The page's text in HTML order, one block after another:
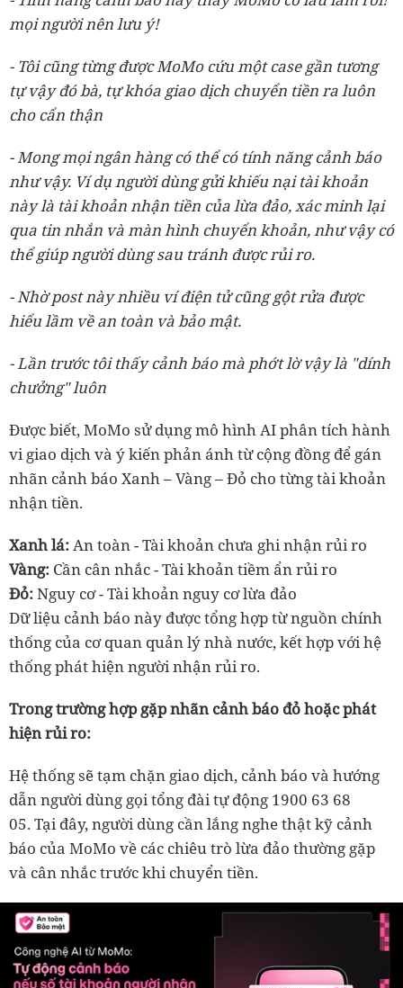
mọi người nên lưu ý!
- Tôi cũng từng được MoMo cứu một case gần tương
tự vậy đó bà, tự khóa giao dịch chuyển tiền ra luôn
cho cẩn thận
- Mong mọi ngân hàng có thể có tính năng cảnh báo
như vậy. Ví dụ người dùng gửi khiếu nại tài khoản
này là tài khoản nhận tiền của lừa đảo, xác minh lại
qua tin nhắn và màn hình chuyển khoản, như vậy có
thể giúp người dùng sau tránh được rủi ro.
- Nhờ post này nhiều ví điện tử cũng gột rửa được
hiểu lầm về an toàn và bảo mật .
- Lần trước tôi thấy cảnh báo mà phớt lờ vậy là "dính
chưởng" luôn
Được biết, MoMo sử dụng mô hình AI phân tích hành
vi giao dịch và ý kiến phản ánh từ cộng đồng để gán
nhãn cảnh báo Xanh – Vàng – Đỏ cho từng tài khoản
nhận tiền.
Xanh lá: An toàn - Tài khoản chưa ghi nhận rủi ro
Vàng: Cần cân nhắc - Tài khoản tiềm ẩn rủi ro
Đỏ:Nguy cơ - Tài khoản nguy cơ lừa đảo
Dữ liệu cảnh báo này được tổng hợp từ nguồn chính
thống của cơ quan quản lý nhà nước, kết hợp với hệ
thống phát hiện người nhận rủi ro.
Trong trường hợp gặp nhãn cảnh báo đỏ hoặc phát
hiện rủi ro:
Hệ thống sẽ tạm chặn giao dịch, cảnh báo và hướng
dẫn người dùng gọi tổng đài tự động 1900 63 68
05. Tại đây, người dùng cần lắng nghe thật kỹ cảnh
báo của MoMo về các chiêu trò lừa đảo thường gặp
và cân nhắc trước khi chuyển tiền.